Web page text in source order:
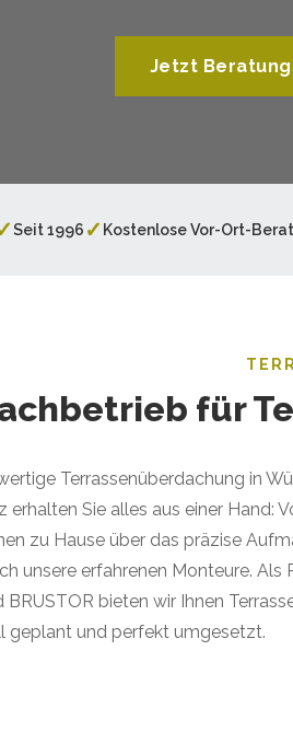
Jetzt
Seit 1996 ✓ Kostenlose Vor-Ort-
für
Terrassenüberdachung in
Sie alles aus einer Hand:
zu Hause über das präzise
unsere erfahrenen Monteure. Als
bieten wir Ihnen
geplant und perfekt umgesetzt.